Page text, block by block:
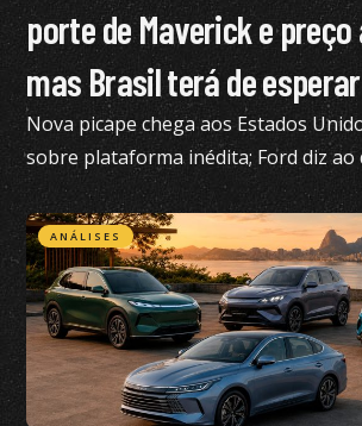
porte de Maverick e
mas Brasil terá de esperar
Nova picape chega aos Estados
sobre plataforma inédita; Ford diz ao
está nos planos para o Brasil no
ANÁLISES